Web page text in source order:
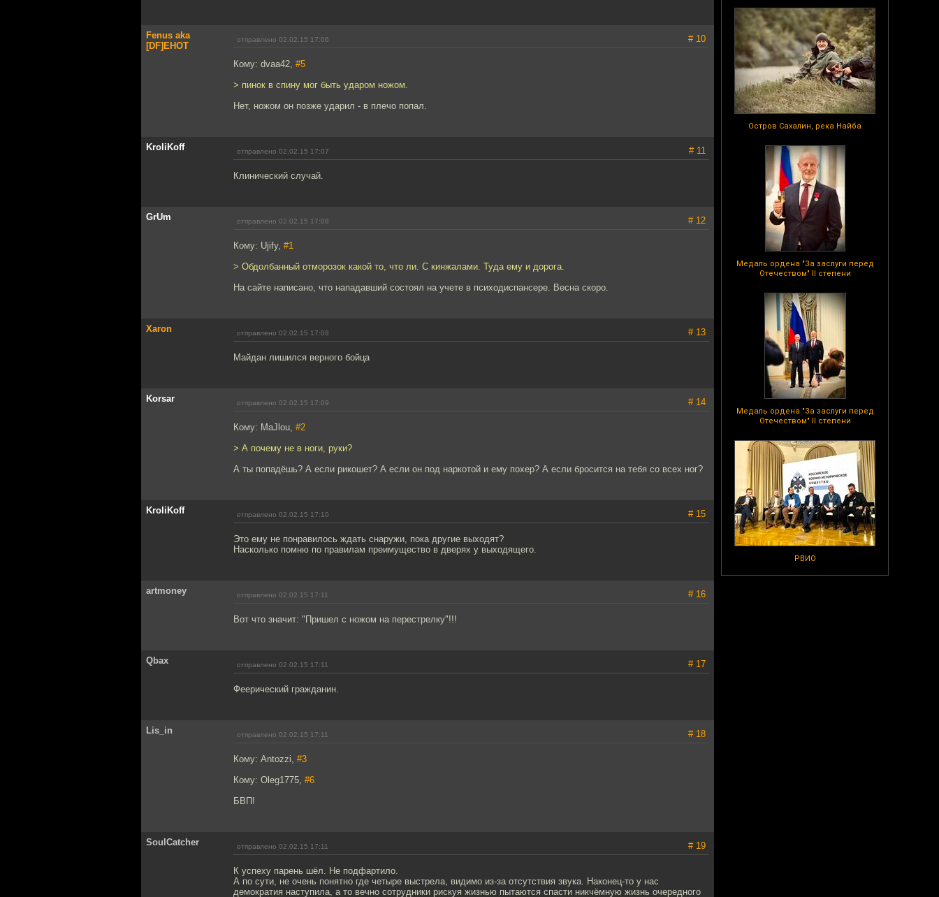
Остров Сахалин, река Найба
Медаль ордена "За заслуги перед
Отечеством" II степени
Медаль ордена "За заслуги перед
Отечеством" II степени
РВИО
Fenus aka
[DF]EHOT
отправлено 02.02.15 17:06 # 10
Кому: dvaa42, #5
> пинок в спину мог быть ударом ножом.
Нет, ножом он позже ударил - в плечо попал.
KroliKoff отправлено 02.02.15 17:07 # 11
Клинический случай.
GrUm отправлено 02.02.15 17:08 # 12
Кому: Ujify, #1
> Обдолбанный отморозок какой то, что ли. С кинжалами. Туда ему и дорога.
На сайте написано, что нападавший состоял на учете в психодиспансере. Весна скоро.
Xaron отправлено 02.02.15 17:08 # 13
Майдан лишился верного бойца
Korsar отправлено 02.02.15 17:09 # 14
Кому: MaJlou, #2
> А почему не в ноги, руки?
А ты попадёшь? А если рикошет? А если он под наркотой и ему похер? А если бросится на тебя со всех ног?
KroliKoff отправлено 02.02.15 17:10 # 15
Это ему не понравилось ждать снаружи, пока другие выходят?
Насколько помню по правилам преимущество в дверях у выходящего.
artmoney отправлено 02.02.15 17:11 # 16
Вот что значит: "Пришел с ножом на перестрелку"!!!
Qbax отправлено 02.02.15 17:11 # 17
Феерический гражданин.
Lis_in отправлено 02.02.15 17:11 # 18
Кому: Antozzi, #3
Кому: Oleg1775, #6
БВП!
SoulCatcher отправлено 02.02.15 17:11 # 19
К успеху парень шёл. Не подфартило.
А по сути, не очень понятно где четыре выстрела, видимо из-за отсутствия звука. Наконец-то у нас
демократия наступила, а то вечно сотрудники рискуя жизнью пытаются спасти никчёмную жизнь очередного